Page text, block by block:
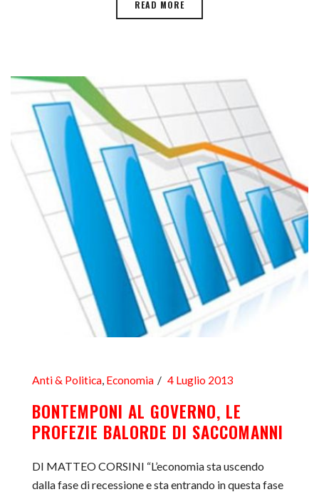
READ MORE
Anti & Politica, Economia 4 Luglio 2013
BONTEMPONI AL GOVERNO, LE
PROFEZIE BALORDE DI SACCOMANNI
DI MATTEO CORSINI “L’economia sta uscendo
dalla fase di recessione e sta entrando in questa fase